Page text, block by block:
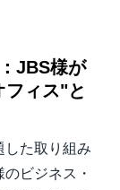
JBS様が
フィス"と
した取り組み
ビジネス・